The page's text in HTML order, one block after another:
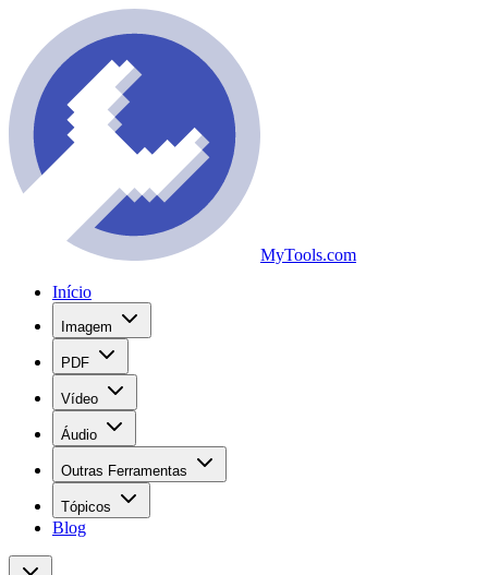
MyTools.com
Início
Imagem
PDF
Vídeo
Áudio
Outras Ferramentas
Tópicos
Blog